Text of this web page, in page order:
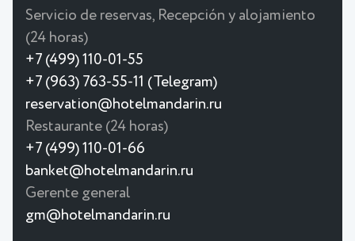
Servicio de reservas, Recepción y alojamiento
(24 horas)
+7 (499) 110-01-55
+7 (963) 763-55-11 (Telegram)
reservation@hotelmandarin.ru
Restaurante (24 horas)
+7 (499) 110-01-66
banket@hotelmandarin.ru
Gerente general
gm@hotelmandarin.ru